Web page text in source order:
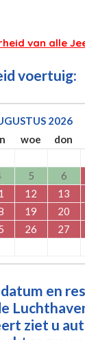
van alle
voertuig:
2026
woe don
5 6
12 13
19 20
26 27
en
ziet u